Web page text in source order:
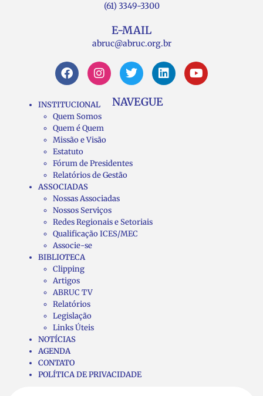
(61) 3349-3300
E-MAIL
abruc@abruc.org.br
NAVEGUE
INSTITUCIONAL
Quem Somos
Quem é Quem
Missão e Visão
Estatuto
Fórum de Presidentes
Relatórios de Gestão
ASSOCIADAS
Nossas Associadas
Nossos Serviços
Redes Regionais e Setoriais
Qualificação ICES/MEC
Associe-se
BIBLIOTECA
Clipping
Artigos
ABRUC TV
Relatórios
Legislação
Links Úteis
NOTÍCIAS
AGENDA
CONTATO
POLÍTICA DE PRIVACIDADE